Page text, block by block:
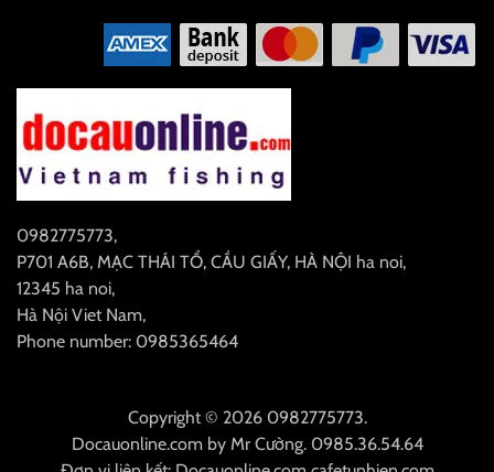
0982775773,
P701 A6B, MẠC THÁI TỔ, CẦU GIẤY, HÀ NỘI ha noi,
12345 ha noi,
Hà Nội Viet Nam,
Phone number: 0985365464
Copyright © 2026 0982775773.
Docauonline.comby Mr Cường. 0985.36.54.64